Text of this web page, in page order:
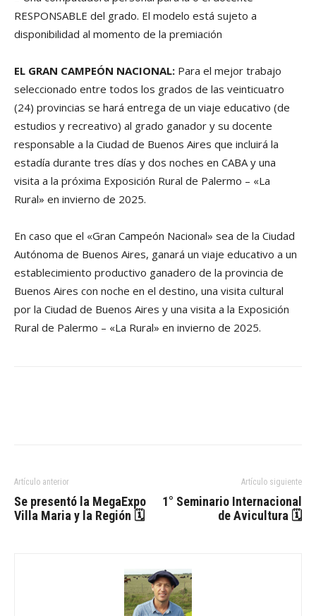
RESPONSABLE del grado. El modelo está sujeto a
disponibilidad al momento de la premiación
EL GRAN CAMPEÓN NACIONAL: Para el mejor trabajo
seleccionado entre todos los grados de las veinticuatro
(24) provincias se hará entrega de un viaje educativo (de
estudios y recreativo) al grado ganador y su docente
responsable a la Ciudad de Buenos Aires que incluirá la
estadía durante tres días y dos noches en CABA y una
visita a la próxima Exposición Rural de Palermo – «La
Rural» en invierno de 2025.
En caso que el «Gran Campeón Nacional» sea de la Ciudad
Autónoma de Buenos Aires, ganará un viaje educativo a un
establecimiento productivo ganadero de la provincia de
Buenos Aires con noche en el destino, una visita cultural
por la Ciudad de Buenos Aires y una visita a la Exposición
Rural de Palermo – «La Rural» en invierno de 2025.
Artículo anterior
Se presentó la MegaExpo
Villa Maria y la Región 🗓
Artículo siguiente
1° Seminario Internacional
de Avicultura 🗓